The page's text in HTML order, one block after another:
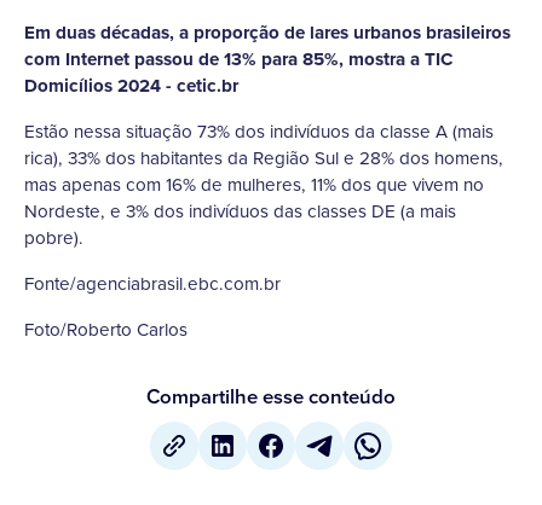
Em duas décadas, a proporção de lares urbanos brasileiros
com Internet passou de 13% para 85%, mostra a TIC
Domicílios 2024 - cetic.br
Estão nessa situação 73% dos indivíduos da classe A (mais
rica), 33% dos habitantes da Região Sul e 28% dos homens,
mas apenas com 16% de mulheres, 11% dos que vivem no
Nordeste, e 3% dos indivíduos das classes DE (a mais
pobre).
Fonte/agenciabrasil.ebc.com.br
Foto/Roberto Carlos
Compartilhe esse conteúdo